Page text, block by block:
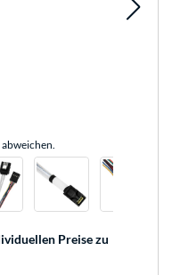
Preise zu